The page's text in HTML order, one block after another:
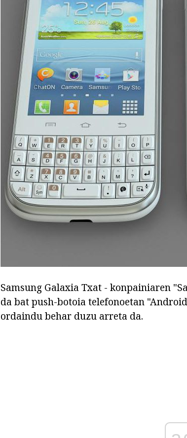
Samsung Galaxia Txat - konpainiaren
da bat push-botoia telefonoetan
ordaindu behar duzu arreta da.